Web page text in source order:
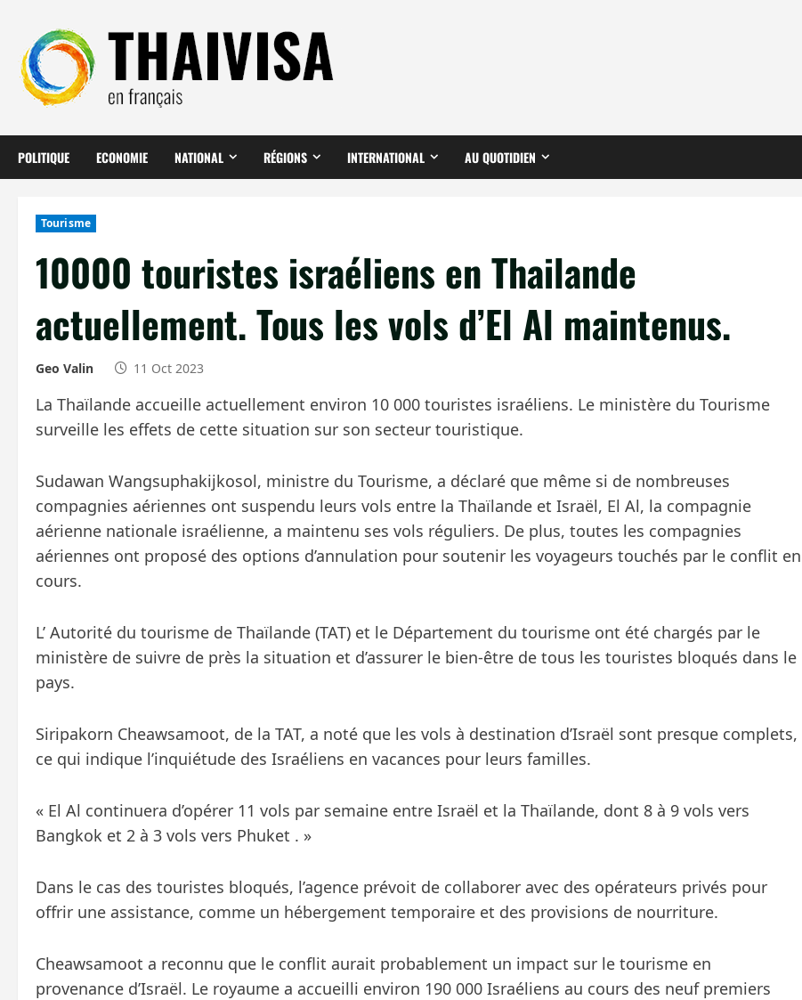
contenu
POLITIQUE ECONOMIE NATIONAL RÉGIONS INTERNATIONAL AU QUOTIDIEN
Tourisme
10000 touristes israéliens en Thailande
actuellement. Tous les vols d’El Al maintenus.
Geo Valin 11 Oct 2023
La Thaïlande accueille actuellement environ 10 000 touristes israéliens. Le ministère du Tourisme
surveille les effets de cette situation sur son secteur touristique.
Sudawan Wangsuphakijkosol, ministre du Tourisme, a déclaré que même si de nombreuses
compagnies aériennes ont suspendu leurs vols entre la Thaïlande et Israël, El Al, la compagnie
aérienne nationale israélienne, a maintenu ses vols réguliers. De plus, toutes les compagnies
aériennes ont proposé des options d’annulation pour soutenir les voyageurs touchés par le conflit en
cours.
L’ Autorité du tourisme de Thaïlande (TAT) et le Département du tourisme ont été chargés par le
ministère de suivre de près la situation et d’assurer le bien-être de tous les touristes bloqués dans le
pays.
Siripakorn Cheawsamoot, de la TAT, a noté que les vols à destination d’Israël sont presque complets,
ce qui indique l’inquiétude des Israéliens en vacances pour leurs familles.
« El Al continuera d’opérer 11 vols par semaine entre Israël et la Thaïlande, dont 8 à 9 vols vers
Bangkok et 2 à 3 vols vers Phuket . »
Dans le cas des touristes bloqués, l’agence prévoit de collaborer avec des opérateurs privés pour
offrir une assistance, comme un hébergement temporaire et des provisions de nourriture.
Cheawsamoot a reconnu que le conflit aurait probablement un impact sur le tourisme en
provenance d’Israël. Le royaume a accueilli environ 190 000 Israéliens au cours des neuf premiers